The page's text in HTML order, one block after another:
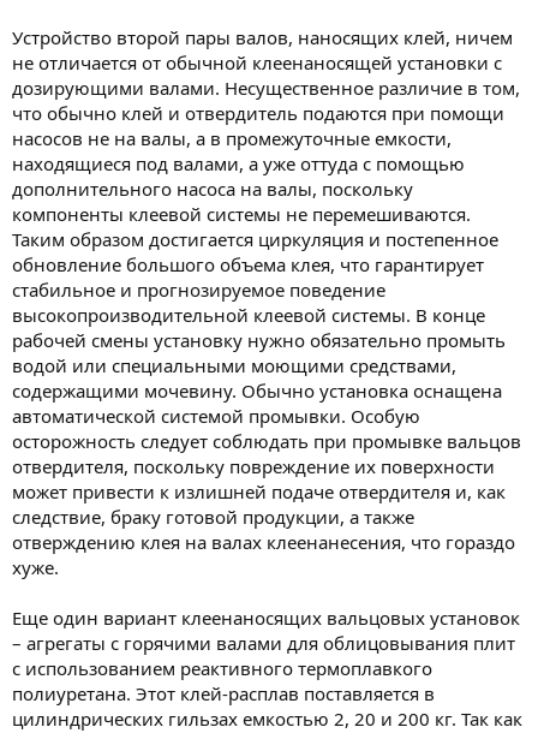
Устройство второй пары валов, наносящих клей, ничем
не отличается от обычной клеенаносящей установки с
дозирующими валами. Несущественное различие в том,
что обычно клей и отвердитель подаются при помощи
насосов не на валы, а в промежуточные емкости,
находящиеся под валами, а уже оттуда с помощью
дополнительного насоса на валы, поскольку
компоненты клеевой системы не перемешиваются.
Таким образом достигается циркуляция и постепенное
обновление большого объема клея, что гарантирует
стабильное и прогнозируемое поведение
высокопроизводительной клеевой системы. В конце
рабочей смены установку нужно обязательно промыть
водой или специальными моющими средствами,
содержащими мочевину. Обычно установка оснащена
автоматической системой промывки. Особую
осторожность следует соблюдать при промывке вальцов
отвердителя, поскольку повреждение их поверхности
может привести к излишней подаче отвердителя и, как
следствие, браку готовой продукции, а также
отверждению клея на валах клеенанесения, что гораздо
хуже.
Еще один вариант клеенаносящих вальцовых установок
– агрегаты с горячими валами для облицовывания плит
с использованием реактивного термоплавкого
полиуретана. Этот клей-расплав поставляется в
цилиндрических гильзах емкостью 2, 20 и 200 кг. Так как